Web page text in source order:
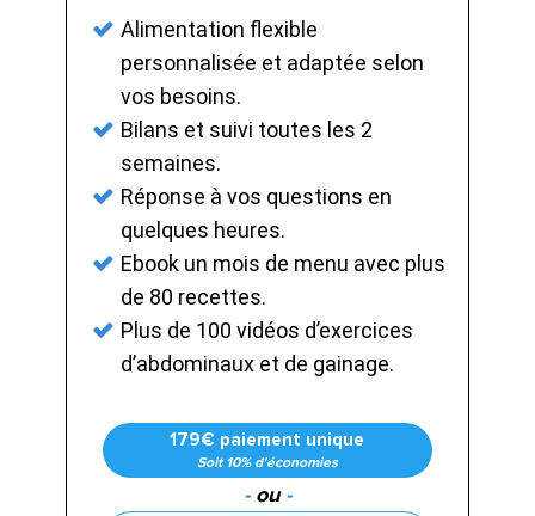
Alimentation flexible
personnalisée et adaptée selon
vos besoins.
Bilans et suivi toutes les 2
semaines.
Réponse à vos questions en
quelques heures.
Ebook un mois de menu avec plus
de 80 recettes.
Plus de 100 vidéos d’exercices
d’abdominaux et de gainage.
179€ paiement unique
Soit 10% d'économies
-ou-